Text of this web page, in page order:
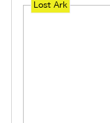
Lost Ark